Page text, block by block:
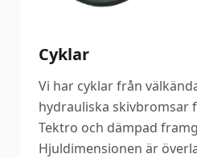
Cyklar
Vi har cyklar från
hydrauliska skivbromsar
Tektro och dämpad
Hjuldimensionen är